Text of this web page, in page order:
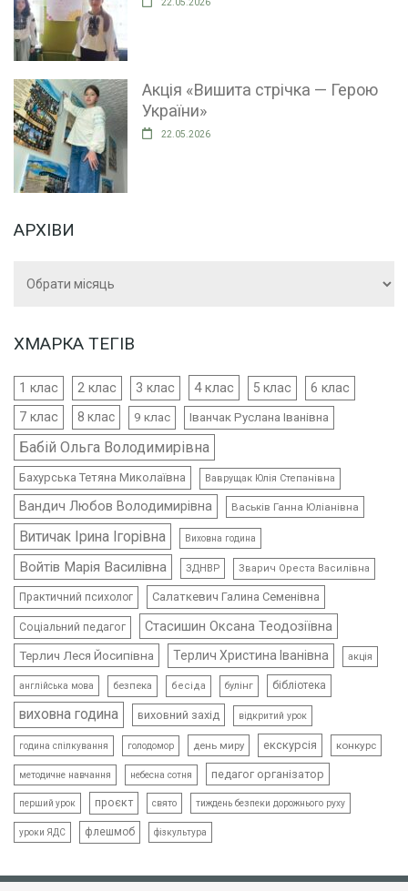
Акція «Вишита стрічка — Герою
України»
22.05.2026
АРХІВИ
ХМАРКА ТЕГІВ
1 клас 2 клас 3 клас 4 клас 5 клас 6 клас
7 клас 8 клас 9 клас Іванчак Руслана Іванівна
Бабій Ольга Володимирівна
Бахурська Тетяна Миколаївна Ваврущак Юлія Степанівна
Вандич Любов Володимирівна Васьків Ганна Юліанівна
Витичак Ірина Ігорівна Виховна година
Войтів Марія Василівна ЗДНВР Зварич Ореста Василівна
Практичний психолог Салаткевич Галина Семенівна
Соціальний педагог Стасишин Оксана Теодозіївна
Терлич Леся Йосипівна Терлич Христина Іванівна акція
англійська мова безпека бесіда булінг бібліотека
виховна година виховний захід відкритий урок
година спілкування голодомор день миру екскурсія конкурс
методичне навчання небесна сотня педагог організатор
перший урок проєкт свято тиждень безпеки дорожнього руху
уроки ЯДС флешмоб фізкультура